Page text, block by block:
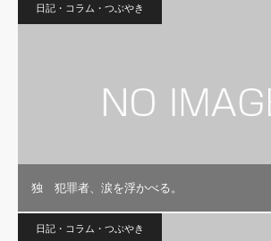
日記・コラム・つぶやき
独 犯罪者、涙を浮かべる。
日記・コラム・つぶやき